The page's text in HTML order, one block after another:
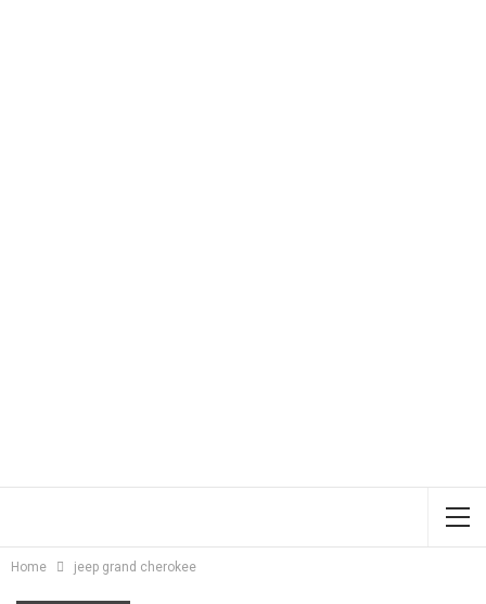
Home jeep grand cherokee